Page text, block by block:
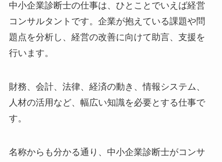
中小企業診断士の仕事は、ひとことでいえば経営
コンサルタントです。 企業が抱えている課題や問
題点を分析し、経営の改善に向けて助言、支援を
行います。
財務、会計、法律、経済の動き、情報システム、
人材の活用など、幅広い知識を必要とする仕事で
す。
名称からも分かる通り、中小企業診断士がコンサ